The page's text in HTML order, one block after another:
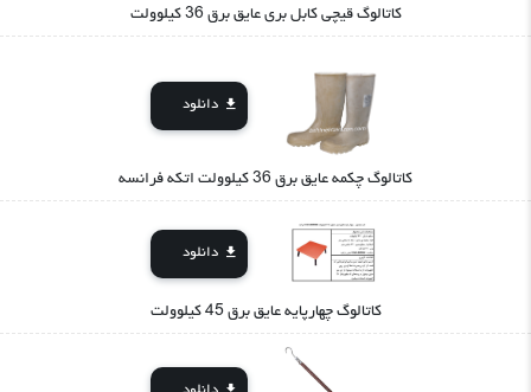
کاتالوگ قیچی کابل بری عایق برق 36 کیلوولت
دانلود
کاتالوگ چکمه عایق برق 36 کیلوولت اتکه فرانسه
دانلود
کاتالوگ چهارپایه عایق برق 45 کیلوولت